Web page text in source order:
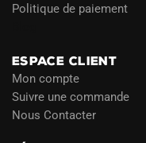
Politique de paiement
ESPACE CLIENT
Mon compte
Suivre une commande
Nous Contacter